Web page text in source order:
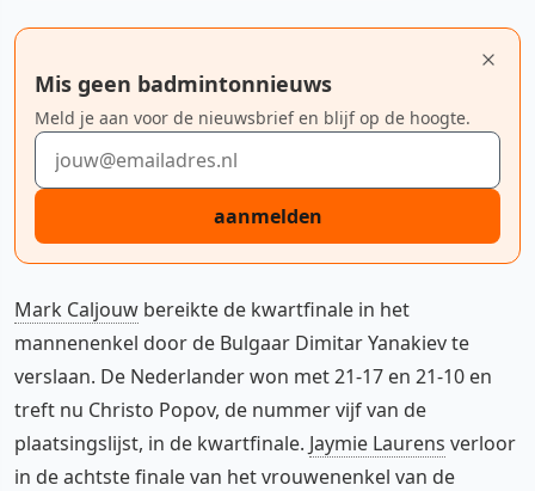
Mis geen badmintonnieuws
Meld je aan voor de nieuwsbrief en blijf op de hoogte.
E-mailadres
aanmelden
Mark Caljouw bereikte de kwartfinale in het
mannenenkel door de Bulgaar Dimitar Yanakiev te
verslaan. De Nederlander won met 21-17 en 21-10 en
treft nu Christo Popov, de nummer vijf van de
plaatsingslijst, in de kwartfinale. Jaymie Laurens verloor
in de achtste finale van het vrouwenenkel van de